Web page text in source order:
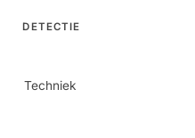
DETECTIE
Techniek